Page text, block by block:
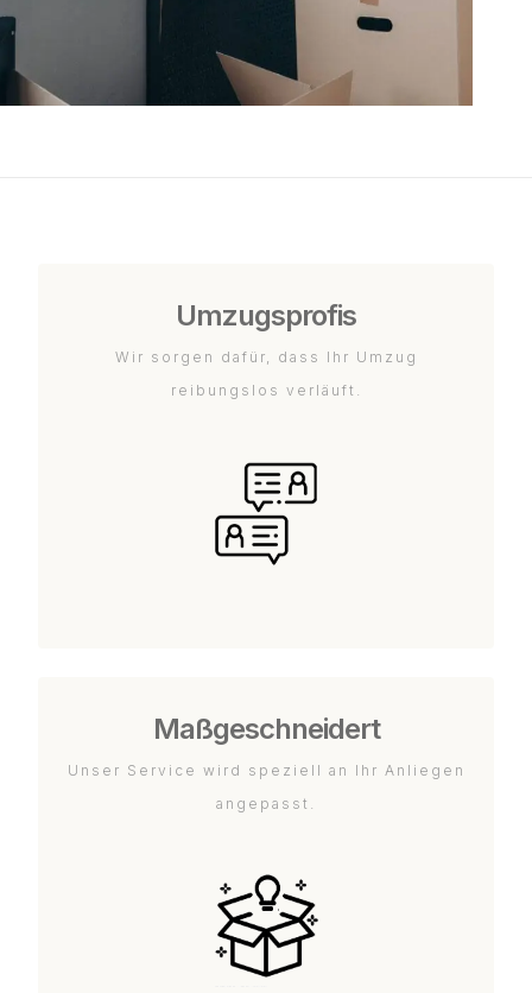
Umzugsprofis
Wir sorgen dafür, dass Ihr Umzug
reibungslos verläuft.
Maßgeschneidert
Unser Service wird speziell an Ihr Anliegen
angepasst.